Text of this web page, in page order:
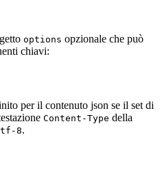
options opzionale che può
chiavi:
per il contenuto json se il set di
Content-Type della
8.